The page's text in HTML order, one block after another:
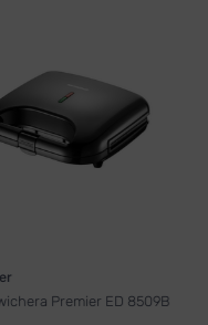
Premier ED 8509B